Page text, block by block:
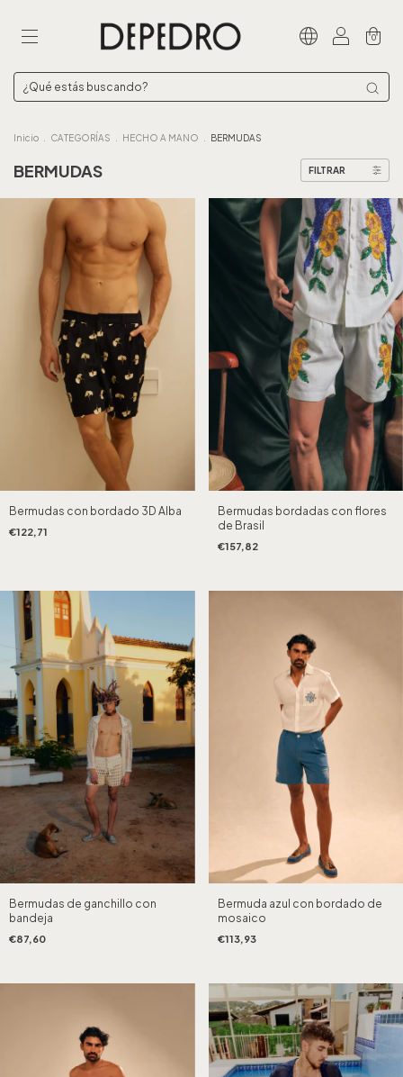
0
Inicio CATEGORÍAS HECHO A MANO BERMUDAS
BERMUDAS FILTRAR
Bermudas con bordado 3D Alba
€122,71
Bermudas bordadas con flores
de Brasil
€157,82
Bermudas de ganchillo con
bandeja
€87,60
Bermuda azul con bordado de
mosaico
€113,93